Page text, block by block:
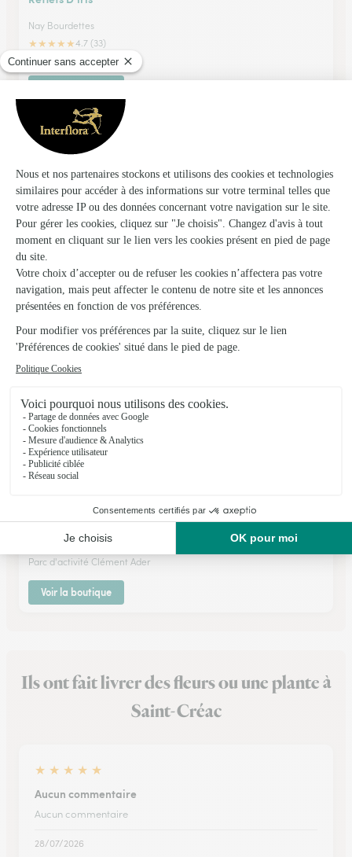
Nay Bourdettes
★★★★★4.7 (33)
4, rue du Maréchal Foch
Monceau Fleurs
Soumoulou
★★★★ ★4.5 (59)
14 bis, avenue Lasbordes
Voir la boutique
Fleurs & Elegance
Parc d'activité Clément Ader
Voir la boutique
Ils ont fait livrer des fleurs ou une plante à
Saint-Créac
★ ★ ★ ★ ★
Aucun commentaire
Aucun commentaire
28/07/2026